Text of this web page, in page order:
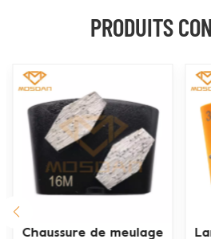
PRODUITS
Lames de meulage